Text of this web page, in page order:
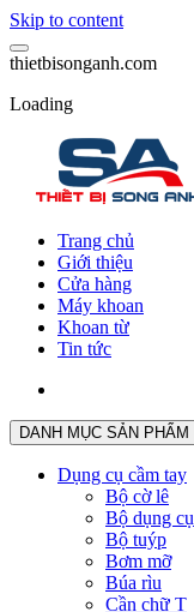
Skip to content
thietbisonganh.com
Loading
Trang chủ
Giới thiệu
Cửa hàng
Máy khoan
Khoan từ
Tin tức
DANH MỤC SẢN PHẨM
Dụng cụ cầm tay
Bộ cờ lê
Bộ dụng cụ
Bộ tuýp
Bơm mỡ
Búa rìu
Cần chữ T